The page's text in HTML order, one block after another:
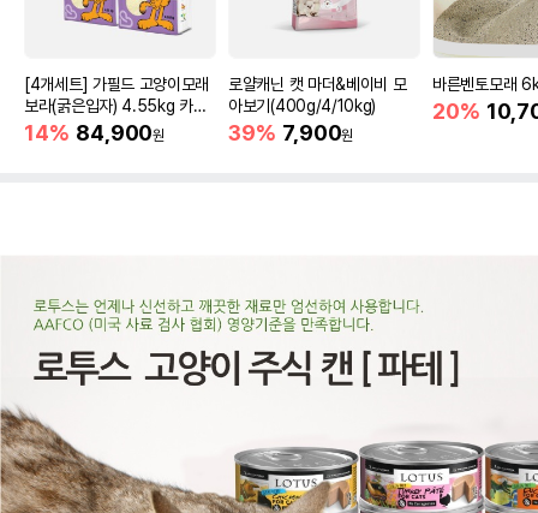
[4개세트] 가필드 고양이모래
보라(굵은입자) 4.55kg 카사
바모래
14% 84,900원
로얄캐닌 캣 마더&베이비 모
아보기(400g/4/10kg)
39% 7,900원
바른벤토모래
20%